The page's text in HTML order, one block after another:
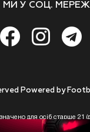
МИ У СОЦ.
Powered by
для осіб старше 21
Користувач